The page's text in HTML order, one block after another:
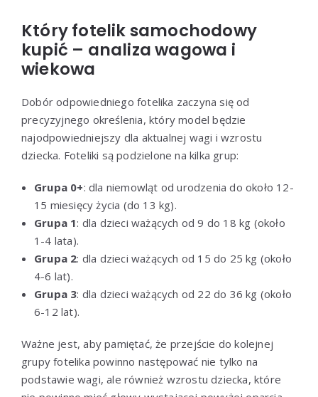
Który fotelik samochodowy
kupić – analiza wagowa i
wiekowa
Dobór odpowiedniego fotelika zaczyna się od
precyzyjnego określenia, który model będzie
najodpowiedniejszy dla aktualnej wagi i wzrostu
dziecka. Foteliki są podzielone na kilka grup:
Grupa 0+: dla niemowląt od urodzenia do około 12-
15 miesięcy życia (do 13 kg).
Grupa 1: dla dzieci ważących od 9 do 18 kg (około
1-4 lata).
Grupa 2: dla dzieci ważących od 15 do 25 kg (około
4-6 lat).
Grupa 3: dla dzieci ważących od 22 do 36 kg (około
6-12 lat).
Ważne jest, aby pamiętać, że przejście do kolejnej
grupy fotelika powinno następować nie tylko na
podstawie wagi, ale również wzrostu dziecka, które